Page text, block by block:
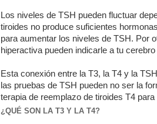
Los niveles de TSH pueden fluctuar
tiroides no produce suficientes
para aumentar los niveles de TSH. Por
hiperactiva pueden indicarle a tu
Esta conexión entre la T3, la T4 y la
las pruebas de TSH pueden no ser la
terapia de reemplazo de tiroides T4
¿QUÉ SON LA T3 Y LA T4?